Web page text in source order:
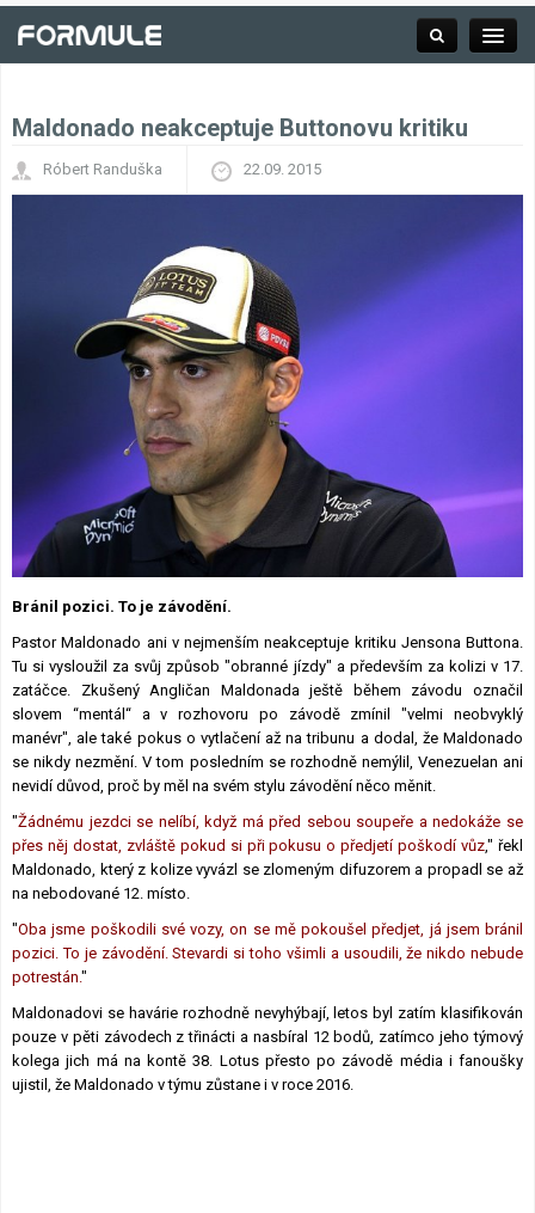
Závodní série
Okruhy F1
Lexikon F1
Maldonado neakceptuje Buttonovu kritiku
Róbert Randuška 22.09. 2015
Bránil pozici. To je závodění.
Pastor Maldonado ani v nejmenším neakceptuje kritiku Jensona Buttona.
Tu si vysloužil za svůj způsob "obranné jízdy" a především za kolizi v 17.
zatáčce. Zkušený Angličan Maldonada ještě během závodu označil
slovem “mentál“ a v rozhovoru po závodě zmínil "velmi neobvyklý
manévr", ale také pokus o vytlačení až na tribunu a dodal, že Maldonado
se nikdy nezmění. V tom posledním se rozhodně nemýlil, Venezuelan ani
nevidí důvod, proč by měl na svém stylu závodění něco měnit.
"Žádnému jezdci se nelíbí, když má před sebou soupeře a nedokáže se
přes něj dostat, zvláště pokud si při pokusu o předjetí poškodí vůz," řekl
Maldonado, který z kolize vyvázl se zlomeným difuzorem a propadl se až
na nebodované 12. místo.
"Oba jsme poškodili své vozy, on se mě pokoušel předjet, já jsem bránil
pozici. To je závodění. Stevardi si toho všimli a usoudili, že nikdo nebude
potrestán."
Maldonadovi se havárie rozhodně nevyhýbají, letos byl zatím klasifikován
pouze v pěti závodech z třinácti a nasbíral 12 bodů, zatímco jeho týmový
kolega jich má na kontě 38. Lotus přesto po závodě média i fanoušky
ujistil, že Maldonado v týmu zůstane i v roce 2016.